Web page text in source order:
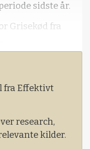
sidste år.
Grisekød fra
er 19 procent for
slagtetal
og søer.
fra Effektivt
research,
kilder.